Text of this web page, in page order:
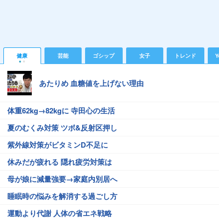
健康 芸能 ゴシップ 女子 トレンド
あたりめ 血糖値を上げない理由
体重62kg→82kgに 寺田心の生活
夏のむくみ対策 ツボ&反射区押し
紫外線対策がビタミンD不足に
休みだが疲れる 隠れ疲労対策は
母が娘に減量強要→家庭内別居へ
睡眠時の悩みを解消する過ごし方
運動より代謝 人体の省エネ戦略